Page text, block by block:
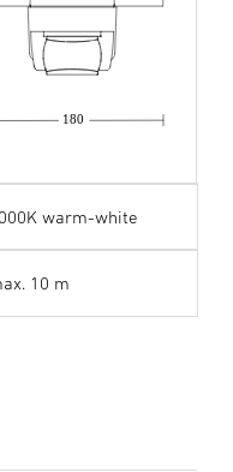
180
warm-white
10 m